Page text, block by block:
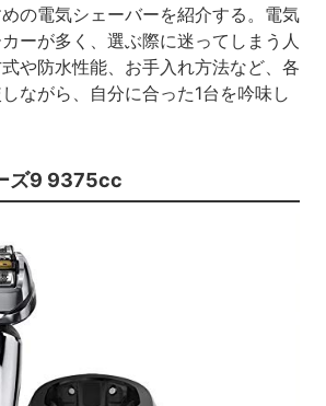
の電気シェーバーを紹介する。電気
ーが多く、選ぶ際に迷ってしまう人
や防水性能、お手入れ方法など、各
ながら、自分に合った1台を吟味し
ズ9 9375cc